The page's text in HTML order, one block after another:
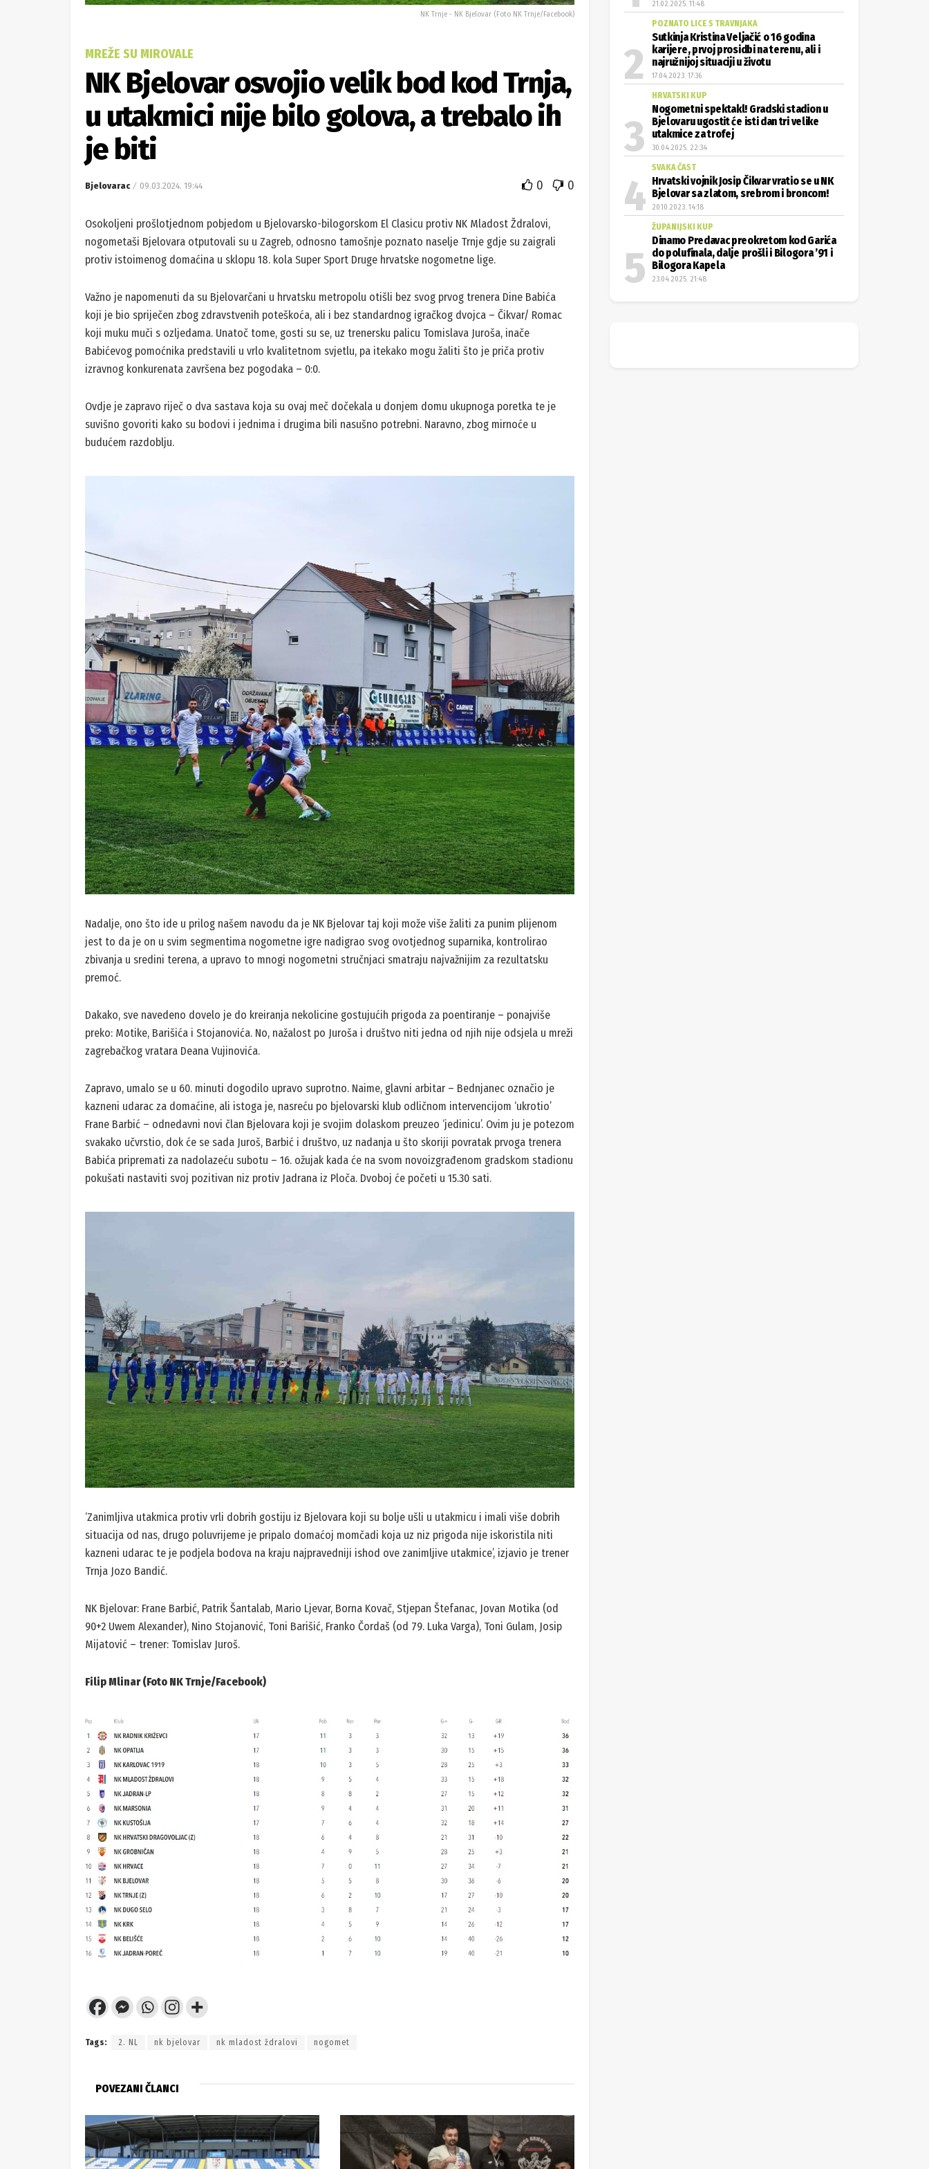
NK Trnje - NK Bjelovar (Foto NK Trnje/Facebook)
MREŽE SU MIROVALE
NK Bjelovar osvojio velik bod kod Trnja,
u utakmici nije bilo golova, a trebalo ih
je biti
Bjelovarac 09.03.2024. 19:44 0 0
Osokoljeni prošlotjednom pobjedom u Bjelovarsko-bilogorskom El Clasicu protiv NK Mladost Ždralovi,
nogometaši Bjelovara otputovali su u Zagreb, odnosno tamošnje poznato naselje Trnje gdje su zaigrali
protiv istoimenog domaćina u sklopu 18. kola Super Sport Druge hrvatske nogometne lige.
Važno je napomenuti da su Bjelovarčani u hrvatsku metropolu otišli bez svog prvog trenera Dine Babića
koji je bio spriječen zbog zdravstvenih poteškoća, ali i bez standardnog igračkog dvojca – Čikvar/ Romac
koji muku muči s ozljedama. Unatoč tome, gosti su se, uz trenersku palicu Tomislava Juroša, inače
Babićevog pomoćnika predstavili u vrlo kvalitetnom svjetlu, pa itekako mogu žaliti što je priča protiv
izravnog konkurenata završena bez pogodaka – 0:0.
Ovdje je zapravo riječ o dva sastava koja su ovaj meč dočekala u donjem domu ukupnoga poretka te je
suvišno govoriti kako su bodovi i jednima i drugima bili nasušno potrebni. Naravno, zbog mirnoće u
budućem razdoblju.
Nadalje, ono što ide u prilog našem navodu da je NK Bjelovar taj koji može više žaliti za punim plijenom
jest to da je on u svim segmentima nogometne igre nadigrao svog ovotjednog suparnika, kontrolirao
zbivanja u sredini terena, a upravo to mnogi nogometni stručnjaci smatraju najvažnijim za rezultatsku
premoć.
Dakako, sve navedeno dovelo je do kreiranja nekolicine gostujućih prigoda za poentiranje – ponajviše
preko: Motike, Barišića i Stojanovića. No, nažalost po Juroša i društvo niti jedna od njih nije odsjela u mreži
zagrebačkog vratara Deana Vujinovića.
Zapravo, umalo se u 60. minuti dogodilo upravo suprotno. Naime, glavni arbitar – Bednjanec označio je
kazneni udarac za domaćine, ali istoga je, nasreću po bjelovarski klub odličnom intervencijom ‘ukrotio’
Frane Barbić – odnedavni novi član Bjelovara koji je svojim dolaskom preuzeo ‘jedinicu’. Ovim ju je potezom
svakako učvrstio, dok će se sada Juroš, Barbić i društvo, uz nadanja u što skoriji povratak prvoga trenera
Babića pripremati za nadolazeću subotu – 16. ožujak kada će na svom novoizgrađenom gradskom stadionu
pokušati nastaviti svoj pozitivan niz protiv Jadrana iz Ploča. Dvoboj će početi u 15.30 sati.
‘Zanimljiva utakmica protiv vrli dobrih gostiju iz Bjelovara koji su bolje ušli u utakmicu i imali više dobrih
situacija od nas, drugo poluvrijeme je pripalo domaćoj momčadi koja uz niz prigoda nije iskoristila niti
kazneni udarac te je podjela bodova na kraju najpravedniji ishod ove zanimljive utakmice’, izjavio je trener
Trnja Jozo Bandić.
NK Bjelovar: Frane Barbić, Patrik Šantalab, Mario Ljevar, Borna Kovač, Stjepan Štefanac, Jovan Motika (od
90+2 Uwem Alexander), Nino Stojanović, Toni Barišić, Franko Čordaš (od 79. Luka Varga), Toni Gulam, Josip
Mijatović – trener: Tomislav Juroš.
Filip Mlinar (Foto NK Trnje/Facebook)
Tags: 2. NL nk bjelovar nk mladost ždralovi nogomet
POVEZANI ČLANCI
21.02.2025. 11:48
POZNATO LICE S TRAVNJAKA
Sutkinja Kristina Veljačić o 16 godina
karijere, prvoj prosidbi na terenu, ali i
najružnijoj situaciji u životu
17.04.2023. 17:36
HRVATSKI KUP
Nogometni spektakl! Gradski stadion u
Bjelovaru ugostit će isti dan tri velike
utakmice za trofej
30.04.2025. 22:34
SVAKA ČAST
Hrvatski vojnik Josip Čikvar vratio se u NK
Bjelovar sa zlatom, srebrom i broncom!
20.10.2023. 14:18
ŽUPANIJSKI KUP
Dinamo Predavac preokretom kod Garića
do polufinala, dalje prošli i Bilogora ’91 i
Bilogora Kapela
23.04.2025. 21:48